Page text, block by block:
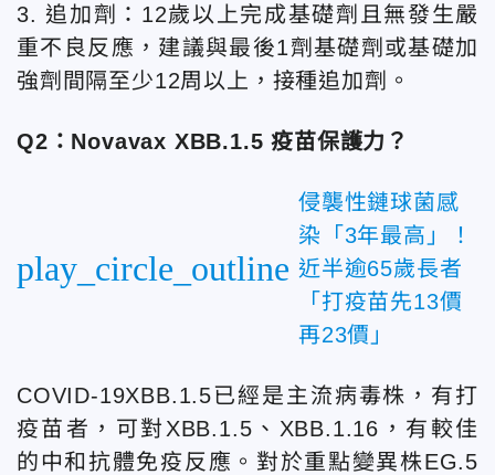
3. 追加劑：12歲以上完成基礎劑且無發生嚴
重不良反應，建議與最後1劑基礎劑或基礎加
強劑間隔至少12周以上，接種追加劑。
Q2：Novavax XBB.1.5 疫苗保護力？
play_circle_outline
侵襲性鏈球菌感
染「3年最高」！
近半逾65歲長者
「打疫苗先13價
再23價」
COVID-19XBB.1.5已經是主流病毒株，有打
疫苗者，可對XBB.1.5、XBB.1.16，有較佳
的中和抗體免疫反應。對於重點變異株EG.5